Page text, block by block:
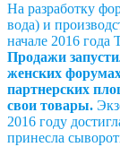
На разработку
вода) и
начале 2016 года
Продажи
женских
партнерских
свои товары.
2016 году
принесла